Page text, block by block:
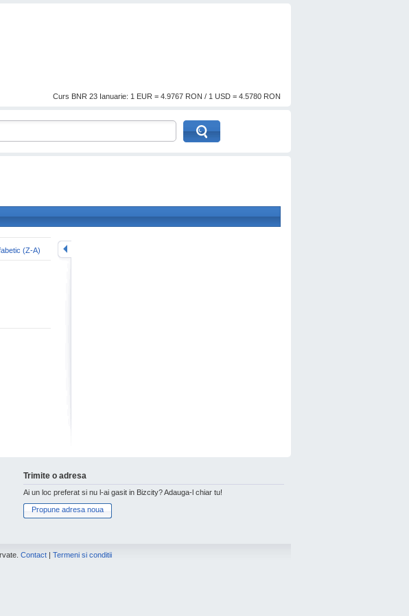
Curs BNR 23 Ianuarie: 1 EUR = 4.9767 RON / 1 USD = 4.5780 RON
(Z-A)
Trimite o adresa
Ai un loc preferat si nu l-ai gasit in Bizcity? Adauga-l chiar tu!
Propune adresa noua
Contact | Termeni si conditii